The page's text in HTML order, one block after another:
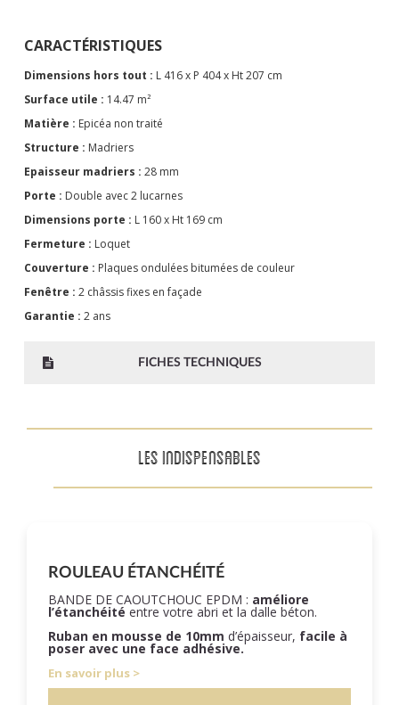
CARACTÉRISTIQUES
Dimensions hors tout : L 416 x P 404 x Ht 207 cm
Surface utile : 14.47 m²
Matière : Epicéa non traité
Structure : Madriers
Epaisseur madriers : 28 mm
Porte : Double avec 2 lucarnes
Dimensions porte : L 160 x Ht 169 cm
Fermeture : Loquet
Couverture : Plaques ondulées bitumées de couleur
Fenêtre : 2 châssis fixes en façade
Garantie : 2 ans
FICHES TECHNIQUES
LES INDISPENSABLES
ROULEAU ÉTANCHÉITÉ
BANDE DE CAOUTCHOUC EPDM : améliore
l’étanchéité entre votre abri et la dalle béton.
Ruban en mousse de 10mm d’épaisseur, facile à
poser avec une face adhésive.
En savoir plus